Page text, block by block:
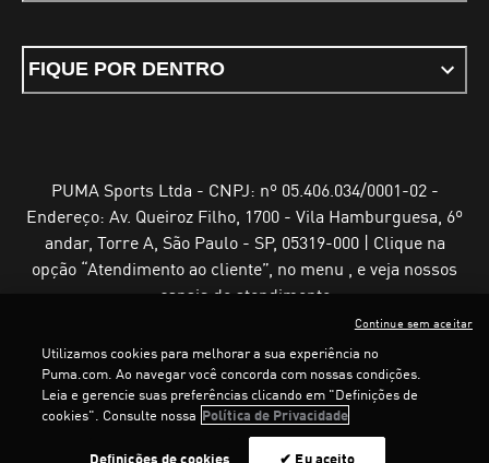
LOADING...
FIQUE POR DENTRO
PUMA Sports Ltda - CNPJ: nº 05.406.034/0001-02 -
Endereço: Av. Queiroz Filho, 1700 - Vila Hamburguesa, 6º
andar, Torre A, São Paulo - SP, 05319-000 | Clique na
opção “Atendimento ao cliente”, no menu , e veja nossos
canais de atendimento
Termos e Condições de UsoPolítica de Privacidade
Configurador de cookies
Utilizamos cookies para melhorar a sua experiência no
Puma.com. Ao navegar você concorda com nossas condições.
Leia e gerencie suas preferências clicando em "Definições de
cookies". Consulte nossa Política de Privacidade
Definições de cookies ✔ Eu aceito
Continue sem aceitar